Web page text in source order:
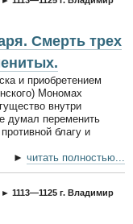
Смерть трех
и приобретением
Мономах
внутри
думал переменить
благу и
► читать полностью...
► 1113—1125 г. Владимир